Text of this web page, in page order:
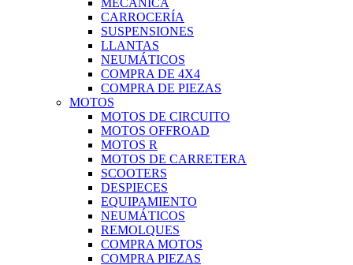
MECÁNICA
CARROCERÍA
SUSPENSIONES
LLANTAS
NEUMÁTICOS
COMPRA DE 4X4
COMPRA DE PIEZAS
MOTOS
MOTOS DE CIRCUITO
MOTOS OFFROAD
MOTOS R
MOTOS DE CARRETERA
SCOOTERS
DESPIECES
EQUIPAMIENTO
NEUMÁTICOS
REMOLQUES
COMPRA MOTOS
COMPRA PIEZAS